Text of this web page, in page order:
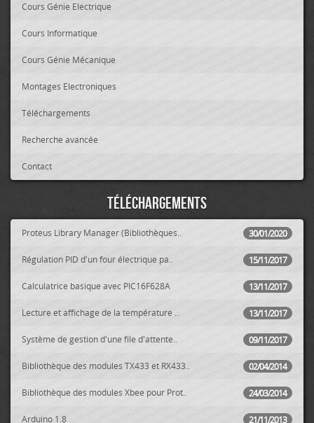
Cours Génie Electrique
Cours Informatique
Cours Génie Mécanique
Montages Electroniques
Téléchargements
Recherche avancée
Contact
Téléchargements
30/01/2020
Proteus Library Manager (Bibliothèques..
15/11/2017
Régulation PID d'un four électrique pa..
13/11/2017
Calculatrice basique avec PIC16F628A
13/11/2017
Lecture et affichage de la température ..
09/11/2017
Système de gestion d'une file d'attente..
02/04/2014
Bibliothèque des modules TX433 et RX433..
24/03/2014
Bibliothèque des modules Xbee pour Prot..
21/11/2013
Arduino 1.8